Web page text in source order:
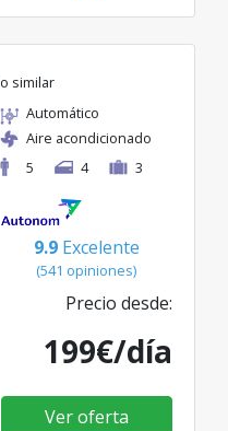
o similar
Automático
Aire acondicionado
5
4 3
9.9 Excelente
(541 opiniones)
Precio desde:
199€/día
Ver oferta